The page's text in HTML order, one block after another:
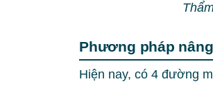
Phương pháp
Hiện nay, có 4 đường